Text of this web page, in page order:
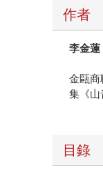
作者
李金蓮
金甌商
集《山
目錄